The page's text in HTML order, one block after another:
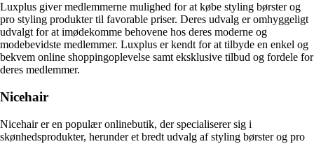
Luxplus giver medlemmerne mulighed for at købe styling børster og
pro styling produkter til favorable priser. Deres udvalg er omhyggeligt
udvalgt for at imødekomme behovene hos deres moderne og
modebevidste medlemmer. Luxplus er kendt for at tilbyde en enkel og
bekvem online shoppingoplevelse samt eksklusive tilbud og fordele for
deres medlemmer.
Nicehair
Nicehair er en populær onlinebutik, der specialiserer sig i
skønhedsprodukter, herunder et bredt udvalg af styling børster og pro